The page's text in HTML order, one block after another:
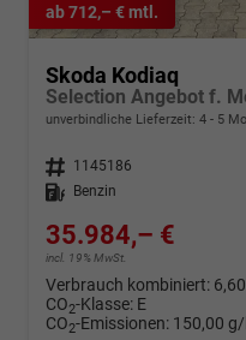
ab 712,– € mtl.
Skoda Kodiaq
unverbindliche Lieferzeit: 4 - 5
Fahrzeugnr. 1145186
Kraftstoff
Benzin
35.984,– €
incl. 19% MwSt.
Verbrauch kombiniert:
CO2-Klasse: E
CO2-Emissionen: 150,00